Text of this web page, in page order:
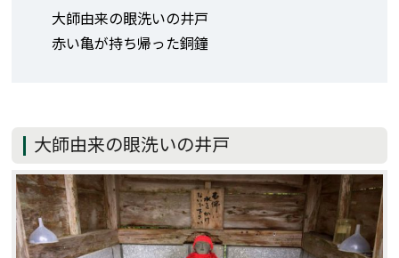
大師由来の眼洗いの井戸
赤い亀が持ち帰った銅鐘
大師由来の眼洗いの井戸